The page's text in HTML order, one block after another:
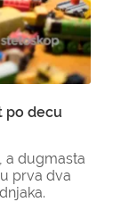
po decu
a dugmasta
prva dva